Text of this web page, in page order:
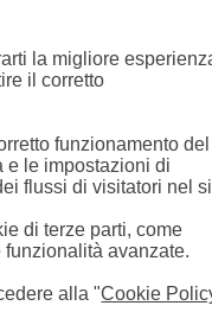
la migliore
il corretto
funzionamento del
e le impostazioni di
flussi di visitatori nel
di terze parti, come
avanzate.
alla "Cookie